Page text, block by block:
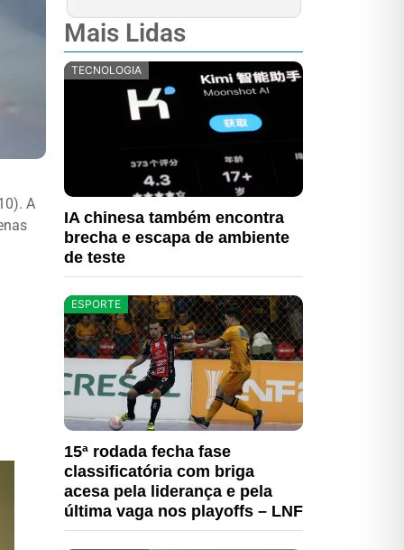
A
Mais Lidas
TECNOLOGIA
IA chinesa também encontra
brecha e escapa de ambiente
de teste
ESPORTE
15ª rodada fecha fase
classificatória com briga
acesa pela liderança e pela
última vaga nos playoffs – LNF